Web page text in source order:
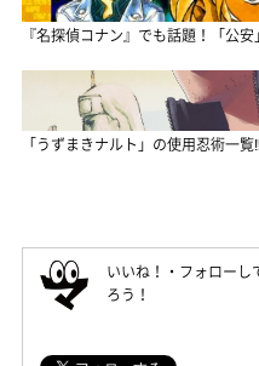
『名探偵コナン』でも話題！「公
「うずまきナルト」の使用忍術一覧‼
いいね！・フォロー
ろう！